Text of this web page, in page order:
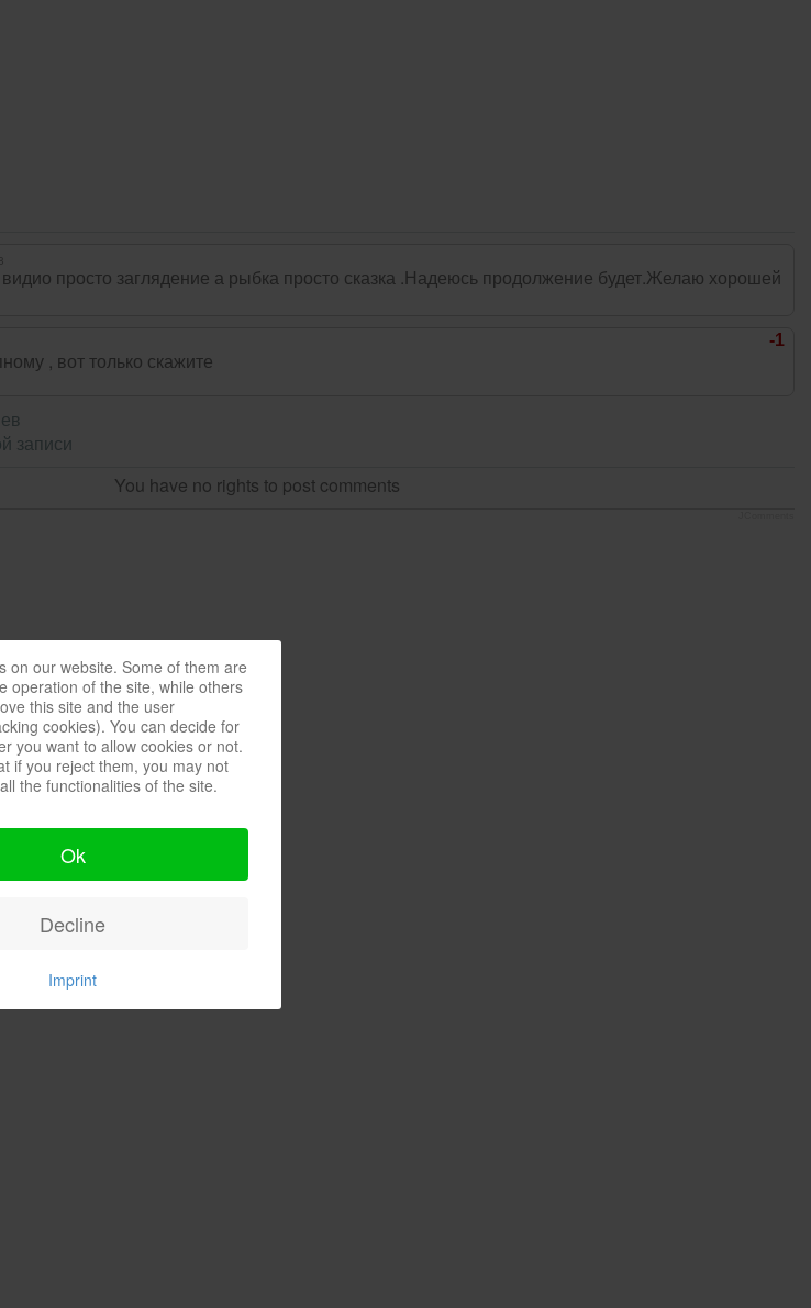
просто заглядение а рыбка просто сказка .Надеюсь продолжение будет.Желаю хорошей
-1
, вот только скажите
записи
You have no rights to post comments
on our website. Some of them are
operation of the site, while others
this site and the user
cookies). You can decide for
you want to allow cookies or not.
if you reject them, you may not
the functionalities of the site.
Ok
Decline
Imprint